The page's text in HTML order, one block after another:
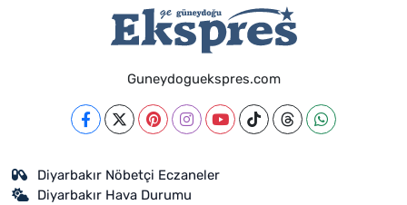
Guneydoguekspres.com
Diyarbakır Nöbetçi Eczaneler
Diyarbakır Hava Durumu